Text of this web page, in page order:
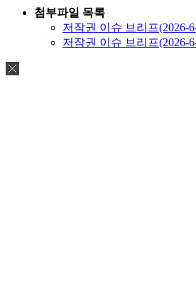
첨부파일 목록
저작권 이슈 브리프(2026-
저작권 이슈 브리프(2026-